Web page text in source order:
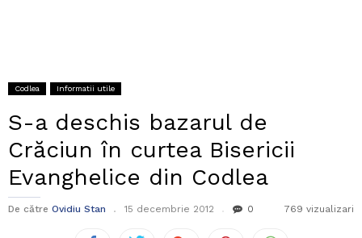
Codlea Informatii utile
S-a deschis bazarul de
Crăciun în curtea Bisericii
Evanghelice din Codlea
De către Ovidiu Stan 15 decembrie 2012 0 769 vizualizari